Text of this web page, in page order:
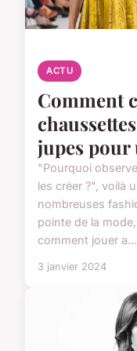
ACTU
Comment
jupes pour
"Pourquoi
les créer ?", voilà
nombreuses
pointe de la
comment jouer a...
3 janvier 2024